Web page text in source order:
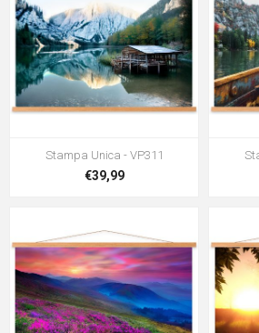
Stampa Unica - VP311
€39,99